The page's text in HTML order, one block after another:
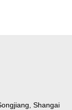
Shangai